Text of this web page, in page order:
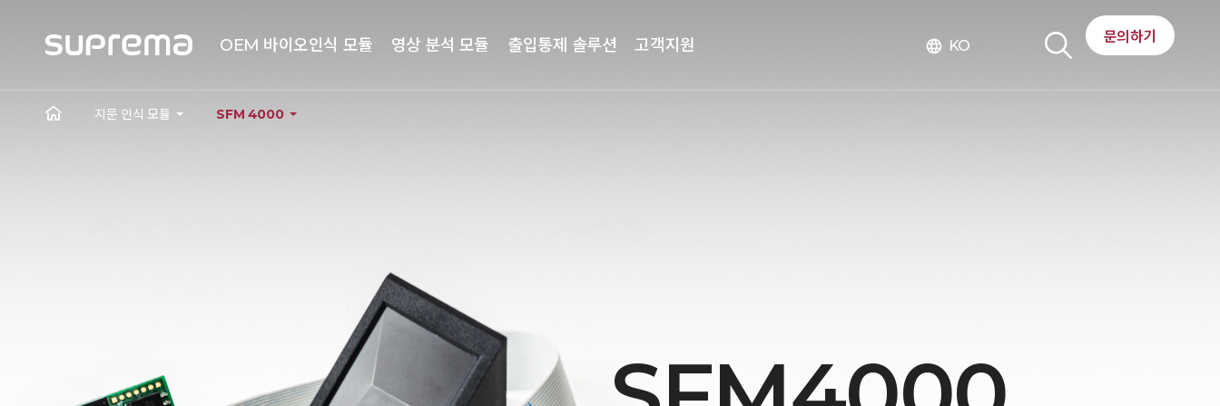
OEM 바이오인식 모듈 영상 분석 모듈 출입통제 솔루션 고객지원 language KO 문의하기
지문 인식 모듈 SFM 4000